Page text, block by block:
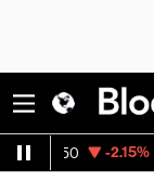
MercadoLibre